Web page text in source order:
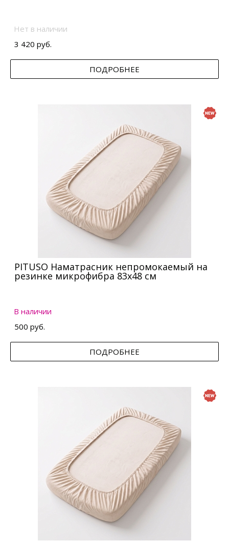
Нет в наличии
3 420 руб.
ПОДРОБНЕЕ
PITUSO Наматрасник непромокаемый на
резинке микрофибра 83х48 см
В наличии
500 руб.
ПОДРОБНЕЕ